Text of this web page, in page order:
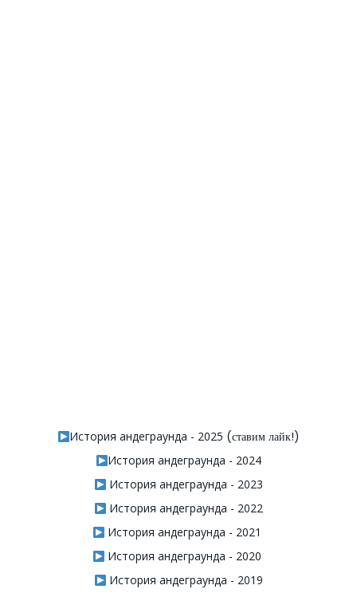
История андеграунда - 2025 (ставим лайк!)
История андеграунда - 2024
История андеграунда - 2023
История андеграунда - 2022
История андеграунда - 2021
История андеграунда - 2020
История андеграунда - 2019